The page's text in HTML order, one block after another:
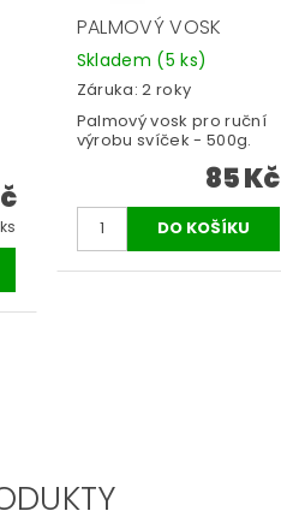
PALMOVÝ VOSK
Skladem (5 ks)
Záruka: 2 roky
Palmový vosk pro ruční
výrobu svíček - 500g.
85 Kč